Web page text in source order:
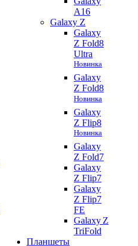
A16
Galaxy Z
Galaxy
Z Fold8
Ultra
Новинка
Galaxy
Z Fold8
Новинка
Galaxy
Z Flip8
Новинка
Galaxy
Z Fold7
Galaxy
Z Flip7
Galaxy
Z Flip7
FE
Galaxy Z
TriFold
Планшеты